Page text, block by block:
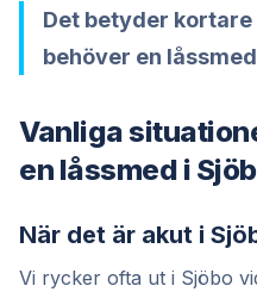
Det betyder
behöver en
Vanliga
en låssmed i
När det är akut i
Vi rycker ofta ut i Sjöbo